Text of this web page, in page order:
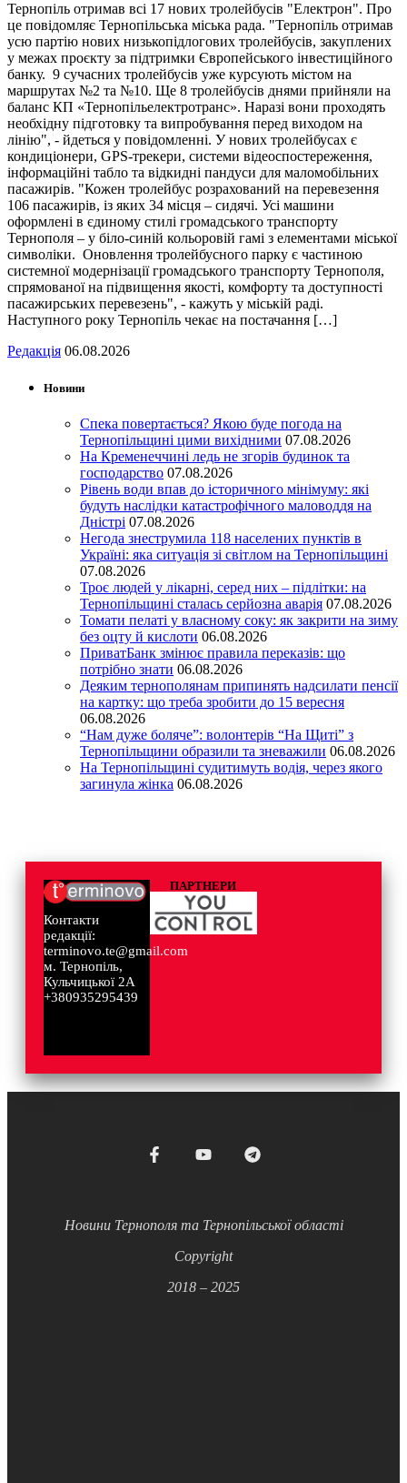
Тернопіль отримав всі 17 нових тролейбусів "Електрон". Про
це повідомляє Тернопільська міська рада. "Тернопіль отримав
усю партію нових низькопідлогових тролейбусів, закуплених
у межах проєкту за підтримки Європейського інвестиційного
банку. 9 сучасних тролейбусів уже курсують містом на
маршрутах №2 та №10. Ще 8 тролейбусів днями прийняли на
баланс КП «Тернопільелектротранс». Наразі вони проходять
необхідну підготовку та випробування перед виходом на
лінію", - йдеться у повідомленні. У нових тролейбусах є
кондиціонери, GPS-трекери, системи відеоспостереження,
інформаційні табло та відкидні пандуси для маломобільних
пасажирів. "Кожен тролейбус розрахований на перевезення
106 пасажирів, із яких 34 місця – сидячі. Усі машини
оформлені в єдиному стилі громадського транспорту
Тернополя – у біло-синій кольоровій гамі з елементами міської
символіки. Оновлення тролейбусного парку є частиною
системної модернізації громадського транспорту Тернополя,
спрямованої на підвищення якості, комфорту та доступності
пасажирських перевезень", - кажуть у міській раді.
Наступного року Тернопіль чекає на постачання […]
Редакція 06.08.2026
Новини
Спека повертається? Якою буде погода на
Тернопільщині цими вихідними 07.08.2026
На Кременеччині ледь не згорів будинок та
господарство 07.08.2026
Рівень води впав до історичного мінімуму: які
будуть наслідки катастрофічного маловоддя на
Дністрі 07.08.2026
Негода знеструмила 118 населених пунктів в
Україні: яка ситуація зі світлом на Тернопільщині
07.08.2026
Троє людей у лікарні, серед них – підлітки: на
Тернопільщині сталась серйозна аварія 07.08.2026
Томати пелаті у власному соку: як закрити на зиму
без оцту й кислоти 06.08.2026
ПриватБанк змінює правила переказів: що
потрібно знати 06.08.2026
Деяким тернополянам припинять надсилати пенсії
на картку: що треба зробити до 15 вересня
06.08.2026
“Нам дуже боляче”: волонтерів “На Щиті” з
Тернопільщини образили та зневажили 06.08.2026
На Тернопільщині судитимуть водія, через якого
загинула жінка 06.08.2026
Контакти
редакції:
terminovo.te@gmail.com
м. Тернопіль,
Кульчицької 2А
+380935295439
ПАРТНЕРИ
Новини Тернополя та Тернопільської області
Copyright
2018 – 2025